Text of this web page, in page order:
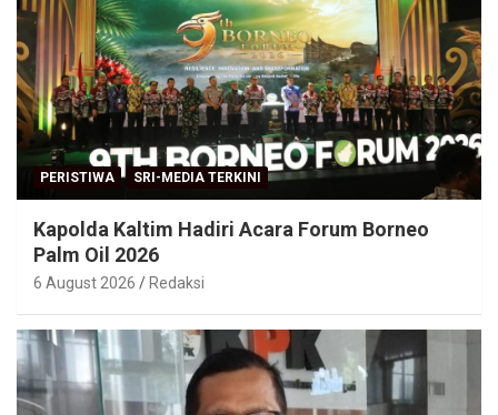
PERISTIWA SRI-MEDIA TERKINI
Kapolda Kaltim Hadiri Acara Forum Borneo
Palm Oil 2026
6 August 2026 Redaksi